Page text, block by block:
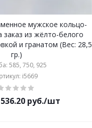
мужское кольцо-
заказ из жёлто-белого
и гранатом (Вес: 28,5
гр.)
585, 750, 925
i5669
руб./шт